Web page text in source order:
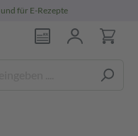
für E-Rezepte